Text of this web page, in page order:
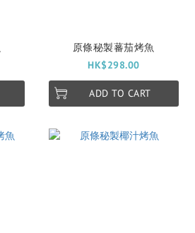
原條秘製蕃茄烤魚
HK$298.00
ADD TO CART